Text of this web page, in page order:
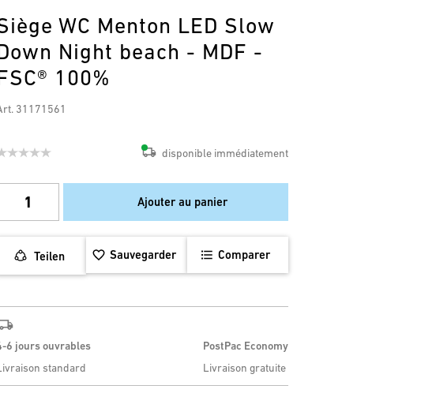
WC Menton LED Slow
Night beach - MDF -
100%
31171561
disponible immédiatement
Ajouter au panier
Teilen Sauvegarder Comparer
6 jours ouvrables
standard
PostPac Economy
Livraison gratuite